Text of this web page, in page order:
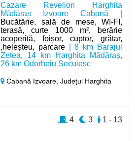
Cazare Revelion Harghita
Mădăraș Izvoare Cabană |
Bucătărie, sală de mese, WI-FI,
terasă, curte 1000 m², berărie
acoperită, foișor, cuptor, grătar,
,heleșteu, parcare| 8 km Barajul
Zetea, 14 km Harghita Mădăraș,
26 km Odorheiu Secuiesc
Cabană Izvoare,Județul Harghita
1 - 13
3
4